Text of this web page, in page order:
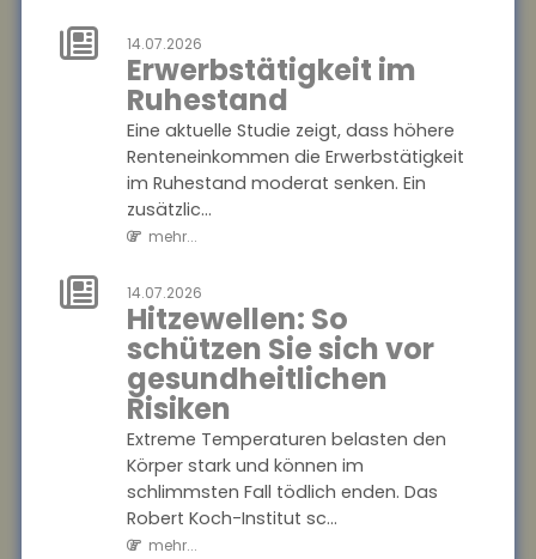
14.07.2026
Erwerbstätigkeit im
Ruhestand
Eine aktuelle Studie zeigt, dass höhere
Renteneinkommen die Erwerbstätigkeit
im Ruhestand moderat senken. Ein
zusätzlic...
mehr...
14.07.2026
Hitzewellen: So
schützen Sie sich vor
gesundheitlichen
Risiken
Extreme Temperaturen belasten den
Körper stark und können im
schlimmsten Fall tödlich enden. Das
Robert Koch-Institut sc...
mehr...
18.07.2026
Gründer-
Persönlichkeit
beeinflusst
Krisenbewältigung
von Start-ups
Mannheim und der
Technischen Universität
München zeigt: Die
Persönlichkeit von
Gründer:innen entsche...
mehr...
Wohnungseigentümer
können Einbau